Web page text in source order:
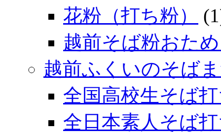
花粉（打ち粉）
越前そば粉おた
越前ふくいのそば
全国高校生そば
全日本素人そば